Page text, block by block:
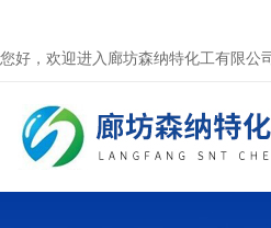
您好，欢迎进入廊坊森纳特化工有限公